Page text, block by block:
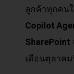
ลูกค้าทุกคน
Copilot
SharePoint
เดือนตุลาค